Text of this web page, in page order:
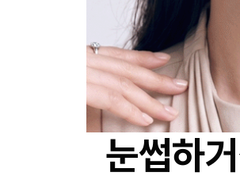
눈썹하